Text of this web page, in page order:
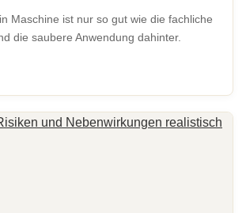
Maschine ist nur so gut wie die fachliche
die saubere Anwendung dahinter.